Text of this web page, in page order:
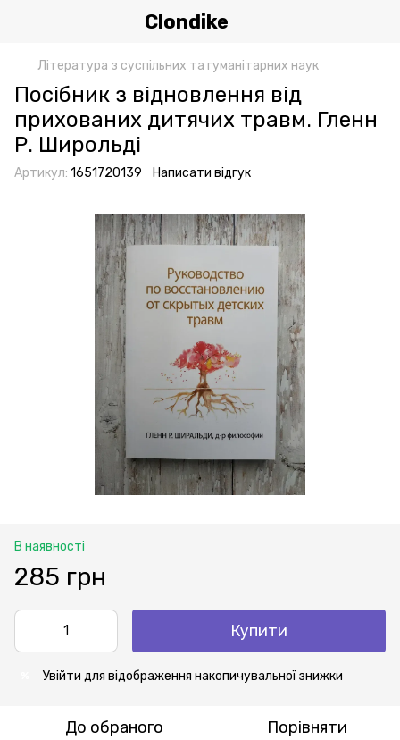
Clondike
Література з суспільних та гуманітарних наук
Посібник з відновлення від
прихованих дитячих травм. Гленн
Р. Широльді
Артикул: 1651720139 Написати відгук
В наявності
285 грн
Купити
Увійти для відображення накопичувальної знижки
До обраного Порівняти